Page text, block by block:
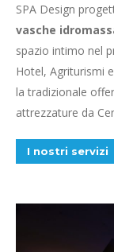
SPA Design
vasche
spazio intimo nel
Hotel, Agriturismi
la tradizionale
attrezzature da
I nostri servizi